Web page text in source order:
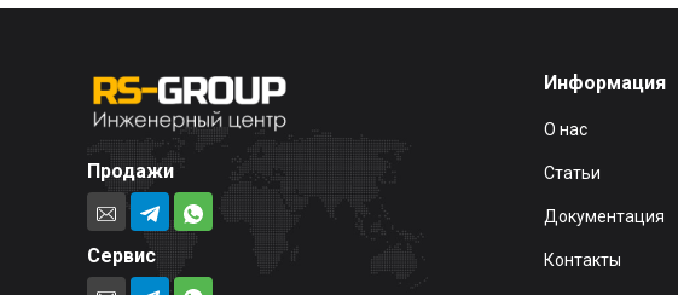
Продажи
Сервис
Информация
О нас
Статьи
Документация
Контакты